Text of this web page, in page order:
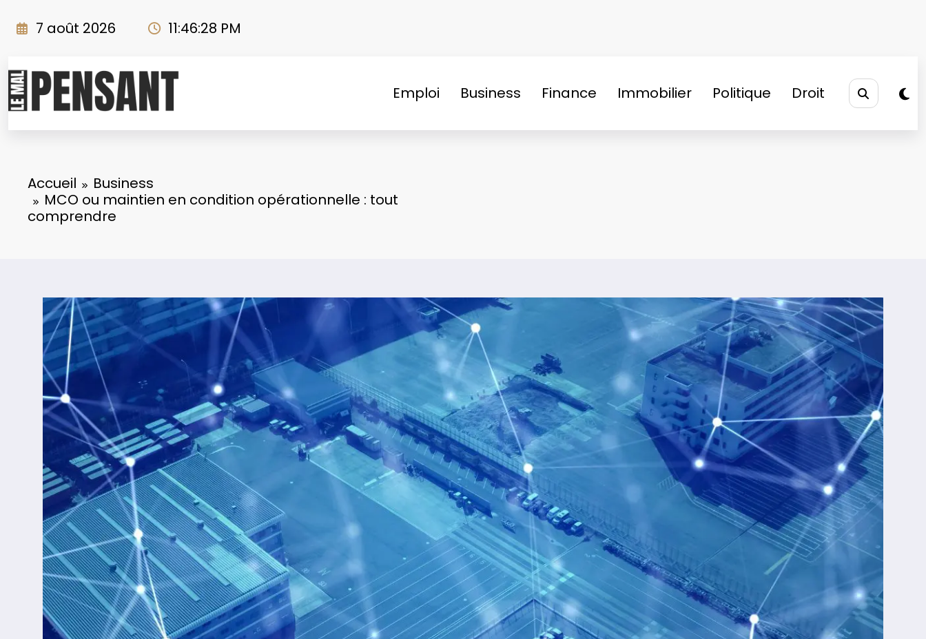
7 août 2026 11:46:29 PM
Emploi Business Finance Immobilier Politique Droit
Accueil
Business
MCO ou maintien en condition opérationnelle : tout
comprendre